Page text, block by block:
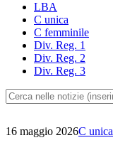
LBA
C unica
C femminile
Div. Reg. 1
Div. Reg. 2
Div. Reg. 3
16 maggio 2026C unica